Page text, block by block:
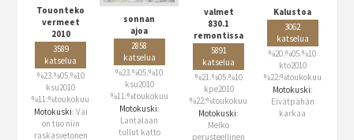
Touonteko
vermeet
2010
3589
katselua
%23.%05.%10
ksu2010
%11:%toukokuu
Motokuski: Vai
on tuo niin
raskasvetonen
sonnan
ajoa
2858
katselua
%23.%05.%10
ksu2010
%11:%toukokuu
Motokuski:
Lantalaan
tullut katto
valmet
830.1
remontissa
5891
katselua
%21.%05.%10
kpe2010
%22:%toukokuu
Motokuski:
Melko
perusteellinen
Kalustoa
3062
katselua
%20.%05.%10
kto2010
%22:%toukokuu
Motokuski:
Eivätpähän
karkaa